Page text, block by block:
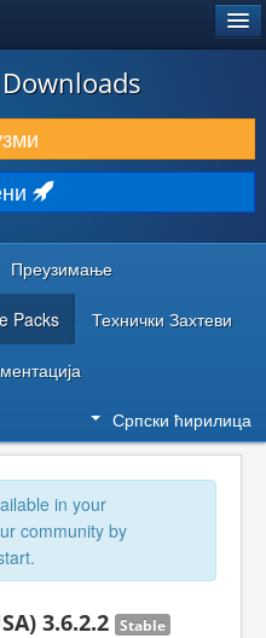
Преузимање
Packs Технички Захтеви
Српски ћирилица
in your
community by
3.6.2.2 Stable